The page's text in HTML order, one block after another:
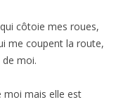
côtoie mes roues,
me coupent la route,
moi.
moi mais elle est